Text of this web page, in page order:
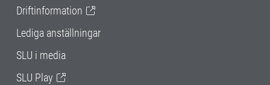
Driftinformation
Lediga anställningar
SLU i media
SLU Play